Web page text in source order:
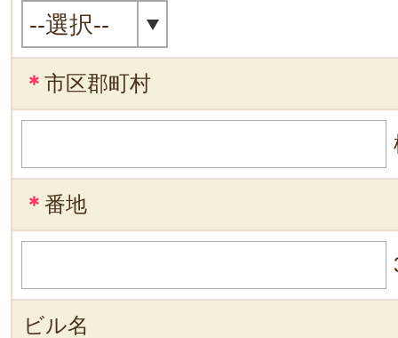
＊ 市区郡町村
＊ 番地
ビル名